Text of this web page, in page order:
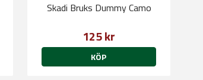
Skadi Bruks Dummy Camo
125 kr
KÖP